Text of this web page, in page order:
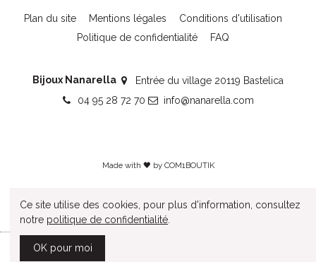
Plan du site Mentions légales
Conditions d'utilisation
Politique de confidentialité
FAQ
Bijoux Nanarella
Entrée du village 20119 Bastelica
04 95 28 72 70
info@nanarella.com
Made with 🖤 by COM1BOUTIK
Ce site utilise des cookies, pour plus d'information, consultez
notre politique de confidentialité
OK pour moi